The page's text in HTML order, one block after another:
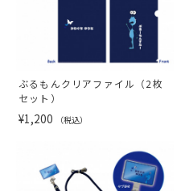
ぶるもんクリアファイル（2枚
セット）
¥1,200 （税込）